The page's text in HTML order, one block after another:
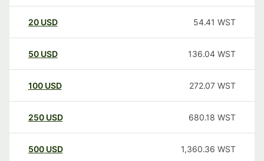
20 USD 54.41 WST
50 USD 136.04 WST
100 USD 272.07 WST
250 USD 680.18 WST
500 USD 1,360.36 WST